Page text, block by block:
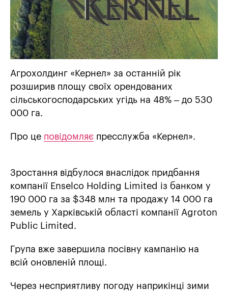
Агрохолдинг «Кернел» за останній рік
розширив площу своїх орендованих
сільськогосподарських угідь на 48% – до 530
000 га.
Про це повідомляє пресслужба «Кернел».
Зростання відбулося внаслідок придбання
компанії Enselco Holding Limited із банком у
190 000 га за $348 млн та продажу 14 000 га
земель у Харківській області компанії Agroton
Public Limited.
Група вже завершила посівну кампанію на
всій оновленій площі.
Через несприятливу погоду наприкінці зими